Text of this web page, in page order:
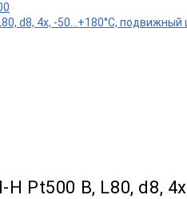
d8, 4х, -50…+180°С,
Pt500 B, L80, d8,